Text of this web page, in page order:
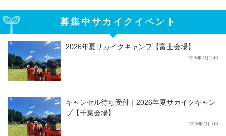
募集中サカイクイベント
2026年夏サカイクキャンプ【富士会場】
2026年7月15日
キャンセル待ち受付｜2026年夏サカイクキャン
プ【千葉会場】
2026年7月 7日